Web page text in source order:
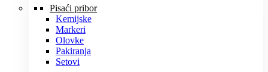
Pisaći pribor
Kemijske
Markeri
Olovke
Pakiranja
Setovi